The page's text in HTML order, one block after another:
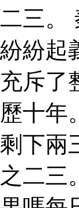
二三。
紛紛起
充斥了
歷十年
剩下兩
之二三